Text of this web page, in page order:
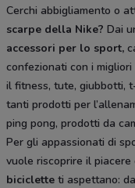
Cerchi abbigliamento o
scarpe della Nike? Dai
accessori per lo sport,
confezionati con i
il fitness, tute, giubbotti,
tanti prodotti per
ping pong, prodotti da
Per gli appassionati di
vuole riscoprire il piacere
biciclette ti aspettano: